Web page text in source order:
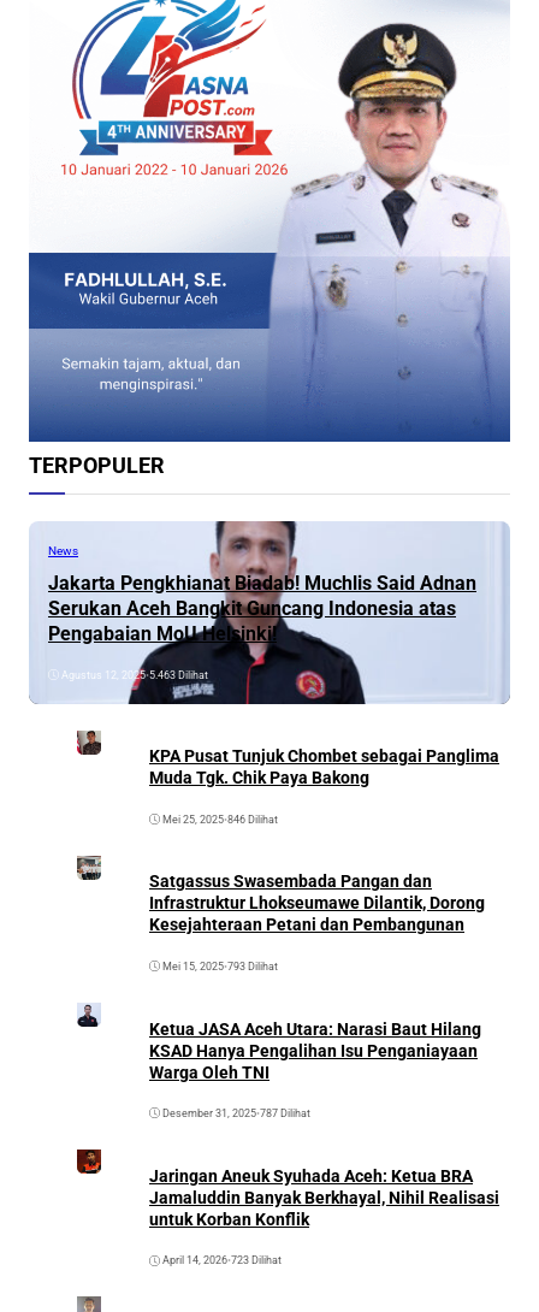
TERPOPULER
News
Jakarta Pengkhianat Biadab! Muchlis Said Adnan
Serukan Aceh Bangkit Guncang Indonesia atas
Pengabaian MoU Helsinki!
Agustus 12, 2025•5.463 Dilihat
KPA Pusat Tunjuk Chombet sebagai Panglima
Muda Tgk. Chik Paya Bakong
Mei 25, 2025•846 Dilihat
Satgassus Swasembada Pangan dan
Infrastruktur Lhokseumawe Dilantik, Dorong
Kesejahteraan Petani dan Pembangunan
Mei 15, 2025•793 Dilihat
Ketua JASA Aceh Utara: Narasi Baut Hilang
KSAD Hanya Pengalihan Isu Penganiayaan
Warga Oleh TNI
Desember 31, 2025•787 Dilihat
Jaringan Aneuk Syuhada Aceh: Ketua BRA
Jamaluddin Banyak Berkhayal, Nihil Realisasi
untuk Korban Konflik
April 14, 2026•723 Dilihat